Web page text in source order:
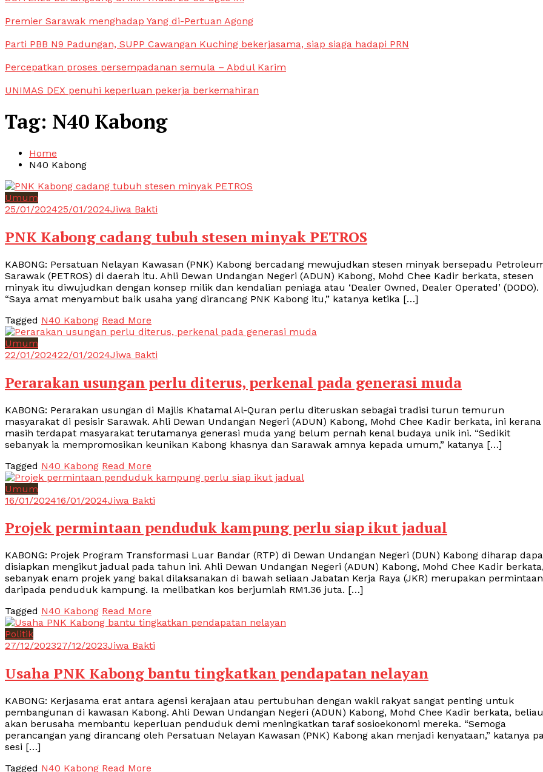
Premier Sarawak menghadap Yang di-Pertuan Agong
Parti PBB N9 Padungan, SUPP Cawangan Kuching bekerjasama, siap siaga hadapi PRN
Percepatkan proses persempadanan semula – Abdul Karim
UNIMAS DEX penuhi keperluan pekerja berkemahiran
Tag: N40 Kabong
Home
N40 Kabong
Umum
25/01/202425/01/2024Jiwa Bakti
PNK Kabong cadang tubuh stesen minyak PETROS
KABONG: Persatuan Nelayan Kawasan (PNK) Kabong bercadang mewujudkan stesen minyak bersepadu
Sarawak (PETROS) di daerah itu. Ahli Dewan Undangan Negeri (ADUN) Kabong, Mohd Chee Kadir berkata, stesen
minyak itu diwujudkan dengan konsep milik dan kendalian peniaga atau ‘Dealer Owned, Dealer Operated’ (DODO).
“Saya amat menyambut baik usaha yang dirancang PNK Kabong itu,” katanya ketika […]
Tagged N40 Kabong Read More
Umum
22/01/202422/01/2024Jiwa Bakti
Perarakan usungan perlu diterus, perkenal pada generasi muda
KABONG: Perarakan usungan di Majlis Khatamal Al-Quran perlu diteruskan sebagai tradisi turun temurun
masyarakat di pesisir Sarawak. Ahli Dewan Undangan Negeri (ADUN) Kabong, Mohd Chee Kadir berkata, ini kerana
masih terdapat masyarakat terutamanya generasi muda yang belum pernah kenal budaya unik ini. “Sedikit
sebanyak ia mempromosikan keunikan Kabong khasnya dan Sarawak amnya kepada umum,” katanya […]
Tagged N40 Kabong Read More
Umum
16/01/202416/01/2024Jiwa Bakti
Projek permintaan penduduk kampung perlu siap ikut jadual
KABONG: Projek Program Transformasi Luar Bandar (RTP) di Dewan Undangan Negeri (DUN) Kabong diharap
disiapkan mengikut jadual pada tahun ini. Ahli Dewan Undangan Negeri (ADUN) Kabong, Mohd Chee Kadir
sebanyak enam projek yang bakal dilaksanakan di bawah seliaan Jabatan Kerja Raya (JKR) merupakan permintaan
daripada penduduk kampung. Ia melibatkan kos berjumlah RM1.36 juta. […]
Tagged N40 Kabong Read More
Politik
27/12/202327/12/2023Jiwa Bakti
Usaha PNK Kabong bantu tingkatkan pendapatan nelayan
KABONG: Kerjasama erat antara agensi kerajaan atau pertubuhan dengan wakil rakyat sangat penting untuk
pembangunan di kawasan Kabong. Ahli Dewan Undangan Negeri (ADUN) Kabong, Mohd Chee Kadir berkata, beliau
akan berusaha membantu keperluan penduduk demi meningkatkan taraf sosioekonomi mereka. “Semoga
perancangan yang dirancang oleh Persatuan Nelayan Kawasan (PNK) Kabong akan menjadi kenyataan,” katanya
sesi […]
Tagged N40 Kabong Read More